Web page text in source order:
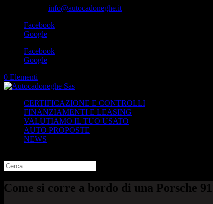
info@autocadoneghe.it
Facebook
Google
Facebook
Google
0 Elementi
CERTIFICAZIONE E CONTROLLI
FINANZIAMENTI E LEASING
VALUTIAMO IL TUO USATO
AUTO PROPOSTE
NEWS
Come si corre a bordo di una Porsche